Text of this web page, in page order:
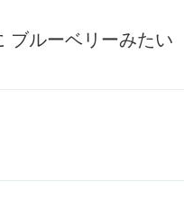
ブルーベリーみたい